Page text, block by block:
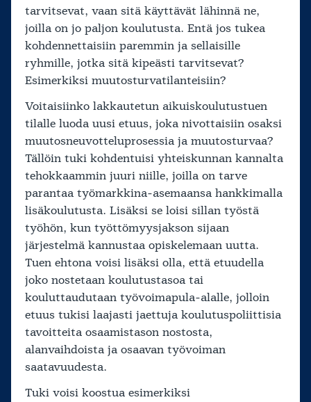
tarvitsevat, vaan sitä käyttävät lähinnä ne,
joilla on jo paljon koulutusta. Entä jos tukea
kohdennettaisiin paremmin ja sellaisille
ryhmille, jotka sitä kipeästi tarvitsevat?
Esimerkiksi muutosturvatilanteisiin?
Voitaisiinko lakkautetun aikuiskoulutustuen
tilalle luoda uusi etuus, joka nivottaisiin osaksi
muutosneuvotteluprosessia ja muutosturvaa?
Tällöin tuki kohdentuisi yhteiskunnan kannalta
tehokkaammin juuri niille, joilla on tarve
parantaa työmarkkina-asemaansa hankkimalla
lisäkoulutusta. Lisäksi se loisi sillan työstä
työhön, kun työttömyysjakson sijaan
järjestelmä kannustaa opiskelemaan uutta.
Tuen ehtona voisi lisäksi olla, että etuudella
joko nostetaan koulutustasoa tai
kouluttaudutaan työvoimapula-alalle, jolloin
etuus tukisi laajasti jaettuja koulutuspoliittisia
tavoitteita osaamistason nostosta,
alanvaihdoista ja osaavan työvoiman
saatavuudesta.
Tuki voisi koostua esimerkiksi